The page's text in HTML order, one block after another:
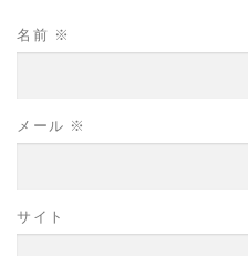
名前 ※
メール ※
サイト